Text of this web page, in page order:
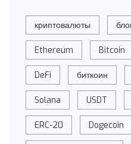
криптовалюты
Ethereum Bitcoin
DeFi биткоин
Solana USDT
ERC-20 Dogecoin